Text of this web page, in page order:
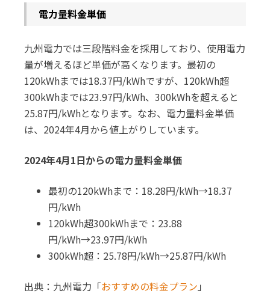
電力量料金単価
九州電力では三段階料金を採用しており、使用電力
量が増えるほど単価が高くなります。最初の
120kWhまでは18.37円/kWhですが、120kWh超
300kWhまでは23.97円/kWh、300kWhを超えると
25.87円/kWhとなります。なお、電力量料金単価
は、2024年4月から値上がりしています。
2024年4月1日からの電力量料金単価
最初の120kWhまで：18.28円/kWh→18.37
円/kWh
120kWh超300kWhまで：23.88
円/kWh→23.97円/kWh
300kWh超：25.78円/kWh→25.87円/kWh
出典：九州電力「おすすめの料金プラン 」